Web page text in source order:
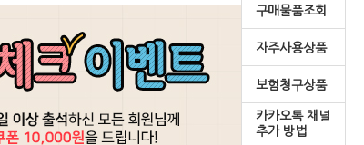
구매물품조회
자주사용상품
보험청구상품
카카오톡 채널
추가 방법